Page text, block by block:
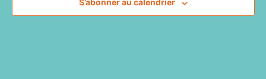
S’abonner au calendrier